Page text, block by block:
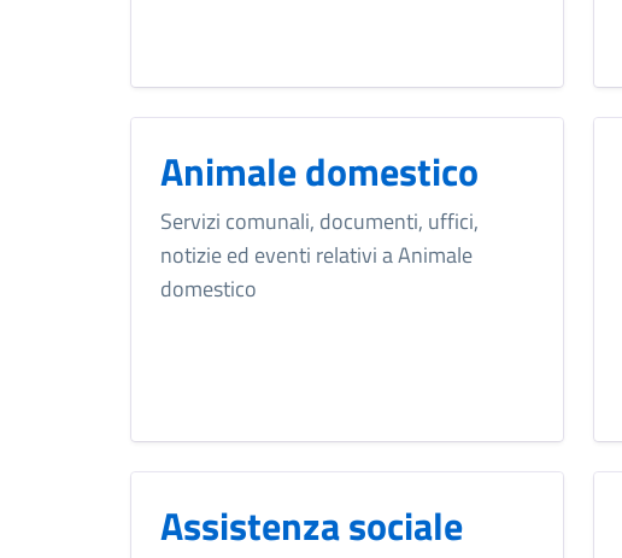
Animale domestico
Servizi comunali, documenti, uffici,
notizie ed eventi relativi a Animale
domestico
Assistenza sociale